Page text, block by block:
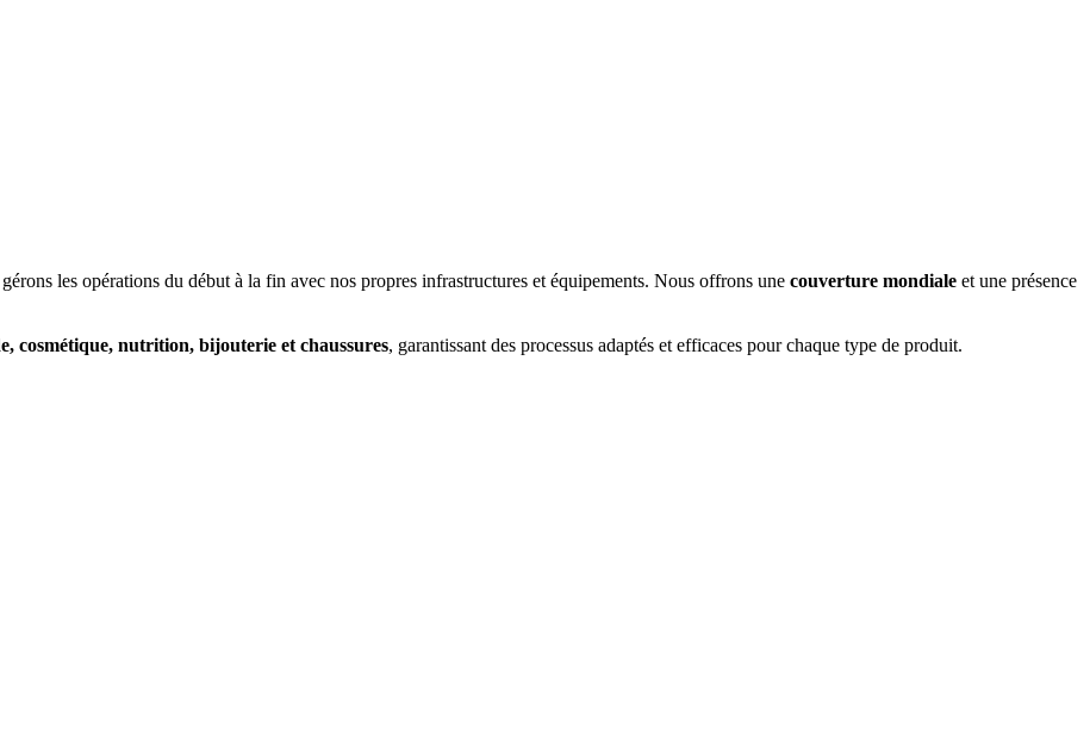
les opérations du début à la fin avec nos propres infrastructures et équipements. Nous offrons une couverture mondiale et une présence
cosmétique, nutrition, bijouterie et chaussures, garantissant des processus adaptés et efficaces pour chaque type de produit.